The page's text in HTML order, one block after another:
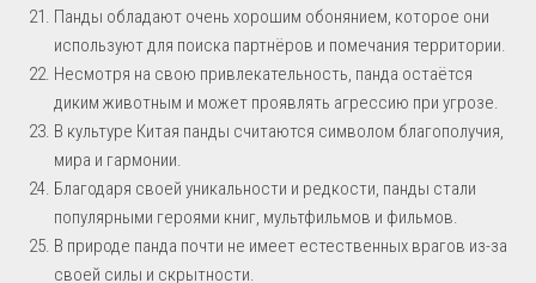
Панды обладают очень хорошим обонянием, которое они
используют для поиска партнёров и помечания территории.
Несмотря на свою привлекательность, панда остаётся
диким животным и может проявлять агрессию при угрозе.
В культуре Китая панды считаются символом благополучия,
мира и гармонии.
Благодаря своей уникальности и редкости, панды стали
популярными героями книг, мультфильмов и фильмов.
В природе панда почти не имеет естественных врагов из-за
своей силы и скрытности.